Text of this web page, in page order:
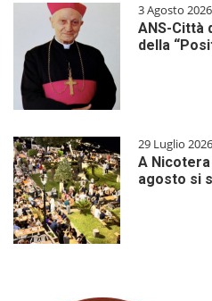
3 Agosto 2026
ANS-Città
della
29 Luglio 2026
A Nicotera
agosto si